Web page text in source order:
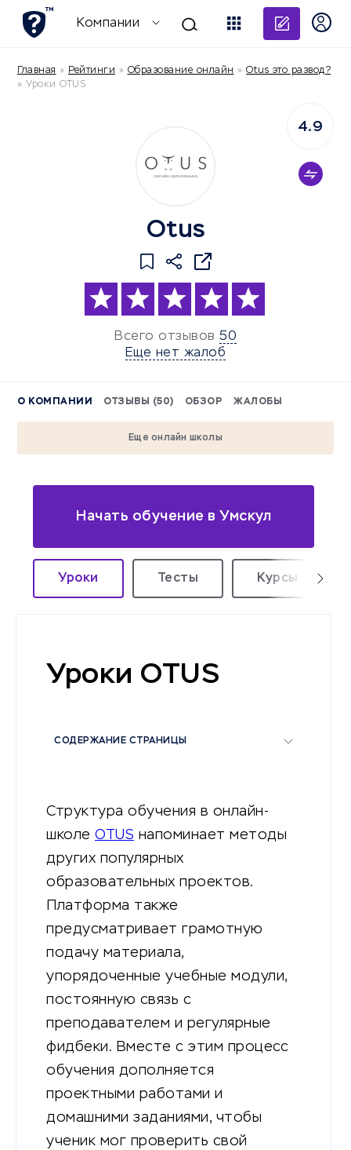
Компании
Главная » Рейтинги » Образование онлайн » Otus это развод?
» Уроки OTUS
Otus
Всего отзывов 50
Еще нет жалоб
4.9
О КОМПАНИИ ОТЗЫВЫ (50) ОБЗОР ЖАЛОБЫ
Еще онлайн школы
Начать обучение в Умскул
Уроки Тесты Курсы
Уроки OTUS
СОДЕРЖАНИЕ СТРАНИЦЫ
Структура обучения в онлайн-
школе OTUS напоминает методы
других популярных
образовательных проектов.
Платформа также
предусматривает грамотную
подачу материала,
упорядоченные учебные модули,
постоянную связь с
преподавателем и регулярные
фидбеки. Вместе с этим процесс
обучения дополняется
проектными работами и
домашними заданиями, чтобы
ученик мог проверить свой